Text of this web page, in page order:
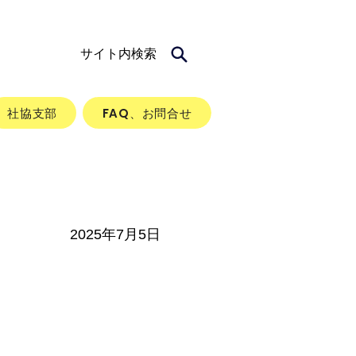
サイト内検索
社協支部 FAQ、お問合せ
2025年7月5日